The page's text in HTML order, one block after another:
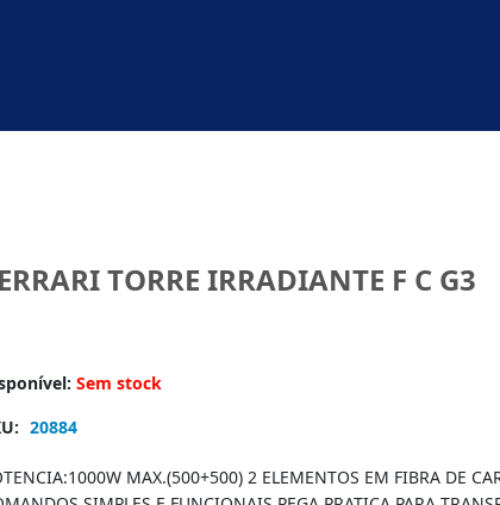
TORRE IRRADIANTE F C G3
Sem stock
20884
MAX.(500+500) 2 ELEMENTOS EM FIBRA DE